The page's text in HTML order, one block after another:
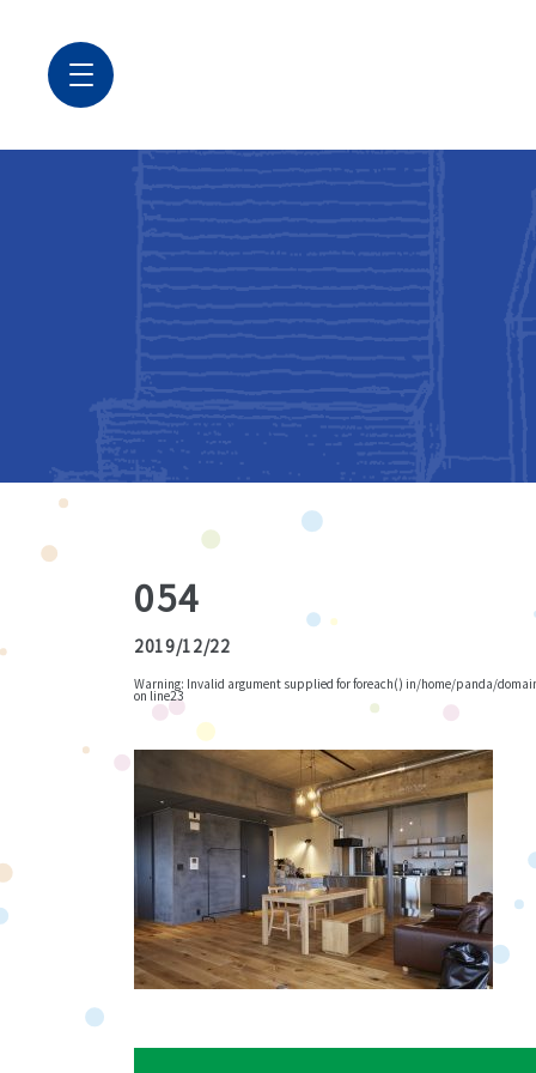
054
2019/12/22
Warning: Invalid argument supplied for foreach() in/home/panda/
on line23